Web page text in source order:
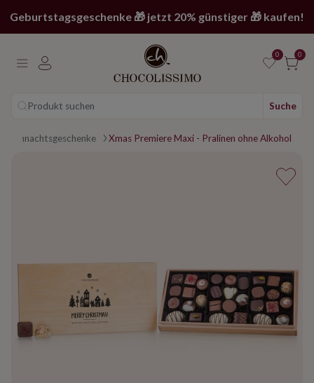
Geburtstagsgeschenke 🎁 jetzt 20% günstiger 🎁 kaufen!
0 0
Produkt suchen Suche
Weihnachtsgeschenke Xmas Premiere Maxi - Pralinen ohne Alkohol